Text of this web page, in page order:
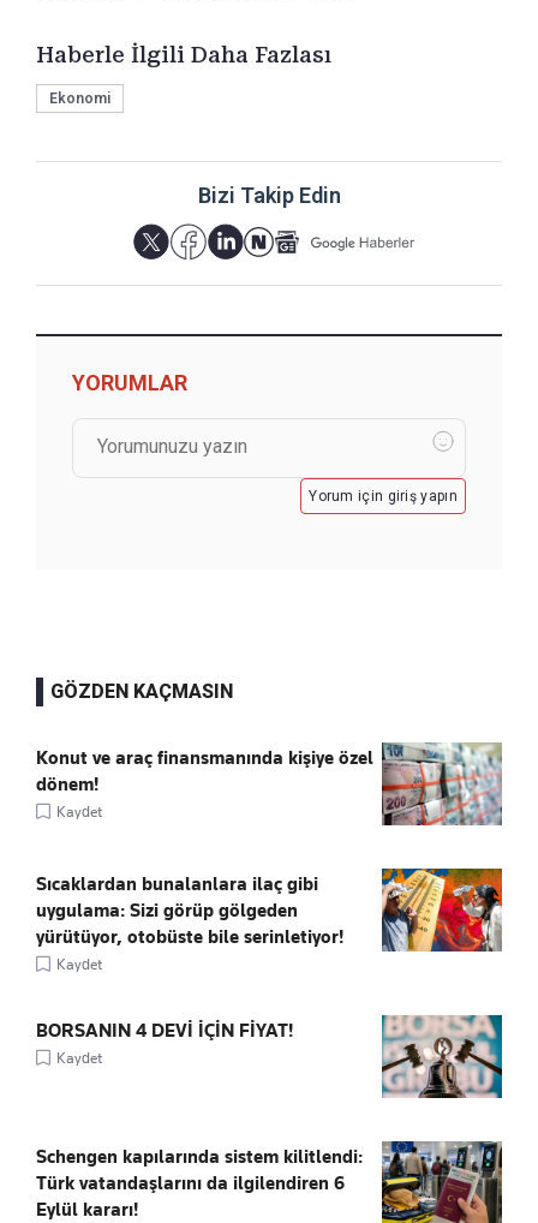
Haberle İlgili Daha Fazlası
Ekonomi
Bizi Takip Edin
YORUMLAR
Yorum için giriş yapın
GÖZDEN KAÇMASIN
Konut ve araç finansmanında kişiye özel
dönem!
Kaydet
Sıcaklardan bunalanlara ilaç gibi
uygulama: Sizi görüp gölgeden
yürütüyor, otobüste bile serinletiyor!
Kaydet
BORSANIN 4 DEVİ İÇİN FİYAT!
Kaydet
Schengen kapılarında sistem kilitlendi:
Türk vatandaşlarını da ilgilendiren 6
Eylül kararı!